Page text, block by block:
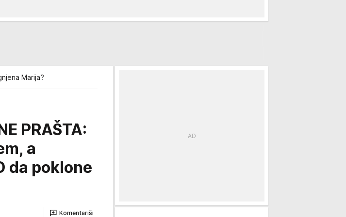
Marija?
PRAŠTA:
a
da poklone
Komentariši